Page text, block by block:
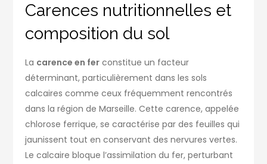
Carences nutritionnelles et
composition du sol
La carence en fer constitue un facteur
déterminant, particulièrement dans les sols
calcaires comme ceux fréquemment rencontrés
dans la région de Marseille. Cette carence, appelée
chlorose ferrique, se caractérise par des feuilles qui
jaunissent tout en conservant des nervures vertes.
Le calcaire bloque l’assimilation du fer, perturbant